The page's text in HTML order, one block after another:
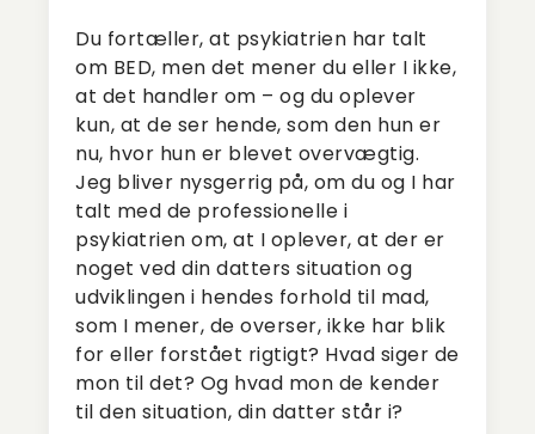
Du fortæller, at psykiatrien har talt
om BED, men det mener du eller I ikke,
at det handler om – og du oplever
kun, at de ser hende, som den hun er
nu, hvor hun er blevet overvægtig.
Jeg bliver nysgerrig på, om du og I har
talt med de professionelle i
psykiatrien om, at I oplever, at der er
noget ved din datters situation og
udviklingen i hendes forhold til mad,
som I mener, de overser, ikke har blik
for eller forstået rigtigt? Hvad siger de
mon til det? Og hvad mon de kender
til den situation, din datter står i?